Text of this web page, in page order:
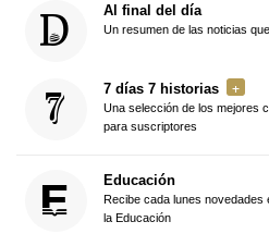
Al final del día
Un resumen de las noticias
7 días 7 historias
Una selección de los mejores
para suscriptores
Educación
Recibe cada lunes novedades
la Educación